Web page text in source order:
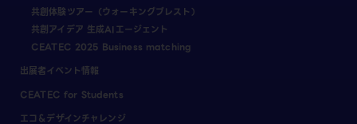
共創体験ツアー（ウォーキングブレスト）
共創アイデア 生成AIエージェント
CEATEC 2025 Business matching
出展者イベント情報
CEATEC for Students
エコ＆デザインチャレンジ